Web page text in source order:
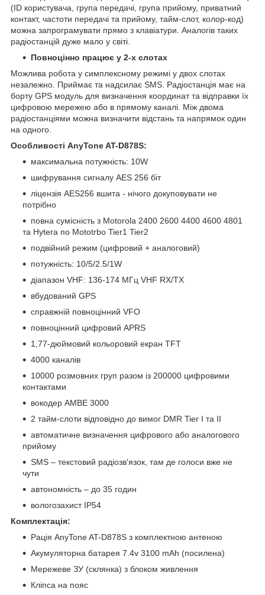
(ID користувача, група передачі, група прийому, приватний
контакт, частоти передачі та прийому, тайм-слот, колор-код)
можна запрограмувати прямо з клавіатури. Аналогів таких
радіостанцій дуже мало у світі.
Повноцінно працює у 2-х слотах
Можлива робота у симплексному режимі у двох слотах
незалежно. Приймає та надсилає SMS. Радіостанція має на
борту GPS модуль для визначення координат та відправки їх
цифровою мережею або в прямому каналі. Між двома
радіостанціями можна визначити відстань та напрямок один
на одного.
Особливості AnyTone AT-D878S:
максимальна потужність: 10W
шифрування сигналу AES 256 біт
ліцензія AES256 вшита - нічого докуповувати не
потрібно
повна сумісність з Motorola 2400 2600 4400 4600 4801
та Hytera по Mototrbo Tier1 Tier2
подвійний режим (цифровий + аналоговий)
потужність: 10/5/2.5/1W
діапазон VHF: 136-174 МГц VHF RX/TX
вбудований GPS
справжній повноцінний VFO
повноцінний цифровий APRS
1,77-дюймовий кольоровий екран TFT
4000 каналів
10000 розмовних груп разом із 200000 цифровими
контактами
вокодер АМВЕ 3000
2 тайм-слоти відповідно до вимог DMR Tier I та II
автоматичне визначення цифрового або аналогового
прийому
SMS – текстовий радіозв'язок, там де голоси вже не
чути
автономність – до 35 годин
вологозахист IP54
Комплектація:
Рація AnyTone AT-D878S з комплектною антеною
Акумуляторна батарея 7.4v 3100 mAh (посилена)
Мережеве ЗУ (склянка) з блоком живлення
Кліпса на пояс